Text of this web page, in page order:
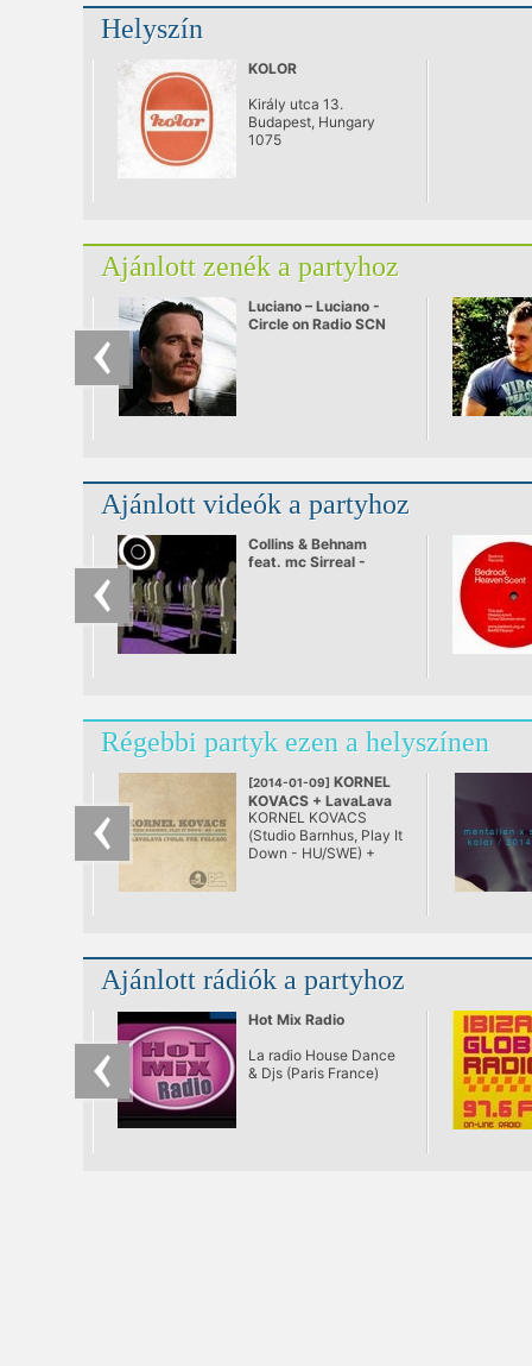
Helyszín
KOLOR
Király utca 13.
Budapest, Hungary
1075
Ajánlott zenék a partyhoz
Luciano – Luciano -
Circle on Radio SCN
Ajánlott videók a partyhoz
Collins & Behnam
feat. mc Sirreal -
Régebbi partyk ezen a helyszínen
[2014-01-09] KORNEL
KOVACS + LavaLava
@ KOLOR
KORNEL KOVACS
(Studio Barnhus, Play It
Down - HU/SWE) +
Ajánlott rádiók a partyhoz
Hot Mix Radio
La radio House Dance
& Djs (Paris France)